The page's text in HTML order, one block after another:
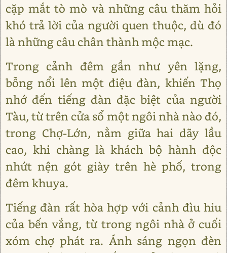
cặp mắt tò mò và những câu thăm hỏi
khó trả lời của người quen thuộc, dù đó
là những câu chân thành mộc mạc.
Trong cảnh đêm gần như yên lặng,
bỗng nổi lên một điệu đàn, khiến Thọ
nhớ đến tiếng đàn đặc biệt của người
Tàu, từ trên cửa sổ một ngôi nhà nào đó,
trong Chợ-Lớn, nằm giữa hai dãy lầu
cao, khi chàng là khách bộ hành độc
nhứt nện gót giày trên hè phố, trong
đêm khuya.
Tiếng đàn rất hòa hợp với cảnh đìu hiu
của bến vắng, từ trong ngôi nhà ở cuối
xóm chợ phát ra. Ánh sáng ngọn đèn